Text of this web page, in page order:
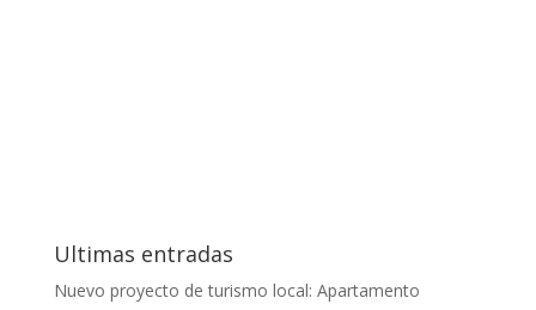
Ultimas entradas
Nuevo proyecto de turismo local: Apartamento